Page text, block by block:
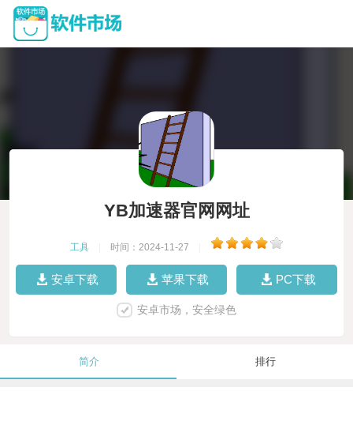
YB加速器官网网址
工具 时间：2024-11-27
安卓下载 苹果下载 PC下载
安卓市场，安全绿色
简介 排行